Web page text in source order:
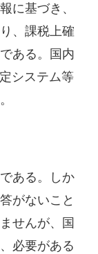
に基づき、
、課税上確
ある。国内
システム等
ある。しか
がないこと
せんが、国
必要がある